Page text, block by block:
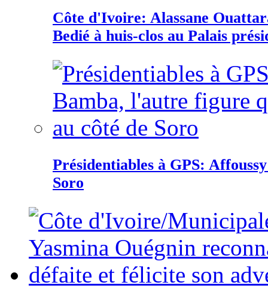
Côte d'Ivoire: Alassane
Bedié à huis-clos au Palais
Présidentiables à GPS:
Soro